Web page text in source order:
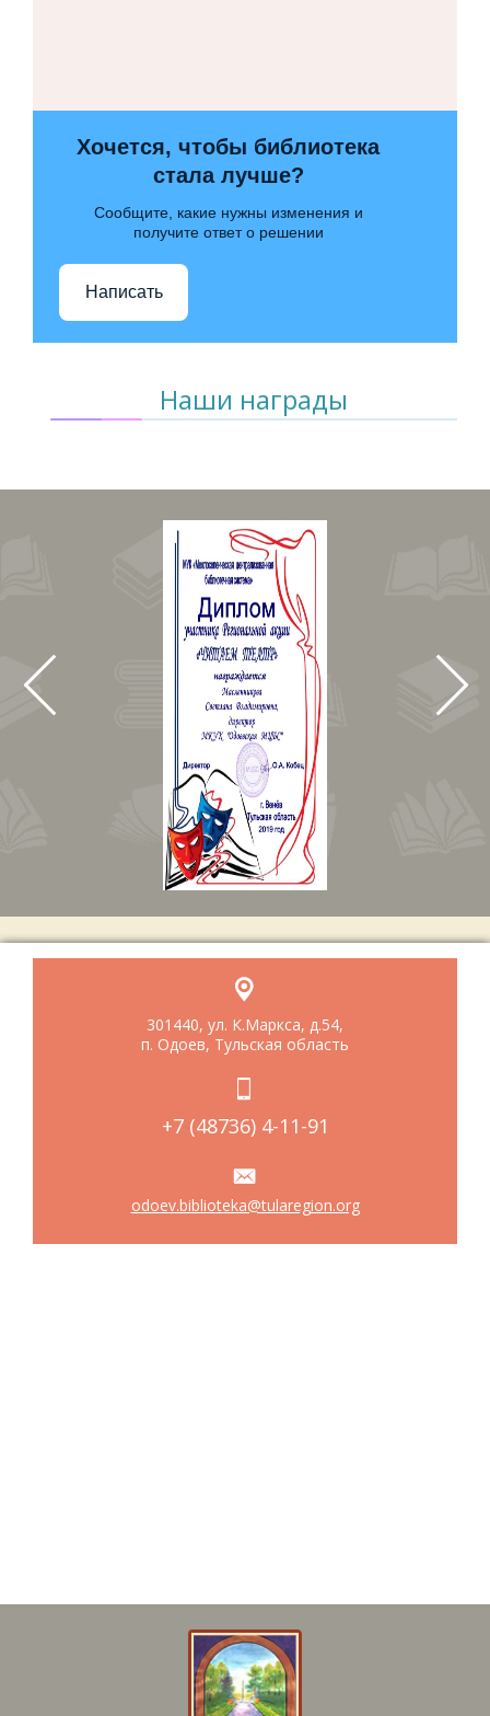
Хочется, чтобы библиотека
стала лучше?
Сообщите, какие нужны изменения и
получите ответ о решении
Написать
Наши награды
301440, ул. К.Маркса, д.54,
п. Одоев, Тульская область
+7 (48736) 4-11-91
odoev.biblioteka@tularegion.org